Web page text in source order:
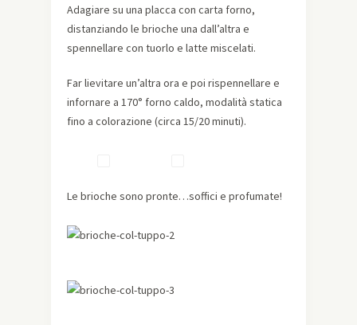
Adagiare su una placca con carta forno,
distanziando le brioche una dall’altra e
spennellare con tuorlo e latte miscelati.
Far lievitare un’altra ora e poi rispennellare e
infornare a 170° forno caldo, modalità statica
fino a colorazione (circa 15/20 minuti).
Le brioche sono pronte…soffici e profumate!